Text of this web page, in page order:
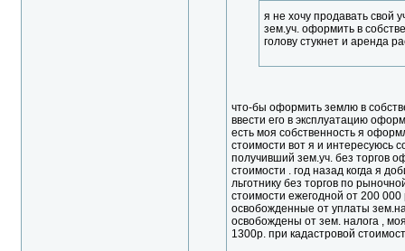
я не хочу продавать свой
зем.уч. оформить в
голову стукнет и аренда
что-бы оформить землю в
ввести его в эксплуатацию
есть моя собственность я
стоимости вот я и интересуюсь
получивший зем.уч. без торгов
стоимости . год назад когда я
льготнику без торгов по
стоимости ежегодной от 200
освобожденные от уплаты
освобождены от зем. налога ,
1300р. при кадастровой